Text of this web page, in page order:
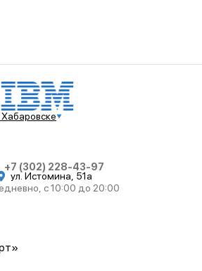
Хабаровске
+7 (302) 228-43-97
ул. Истомина, 51а
с 10:00 до 20:00